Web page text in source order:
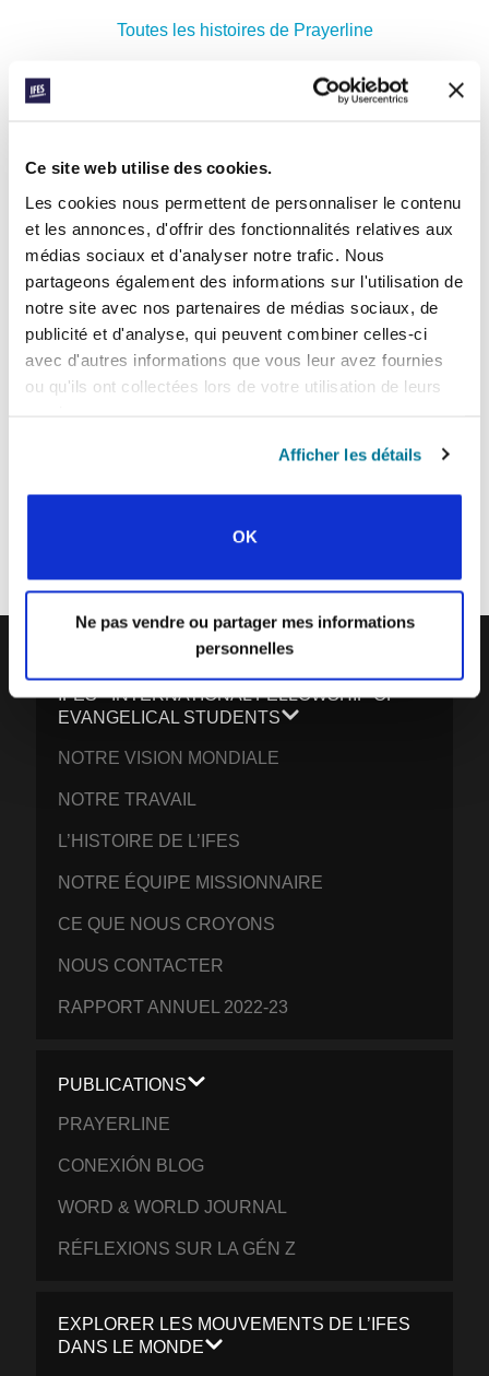
Ce site web utilise des cookies.
Les cookies nous permettent de personnaliser le contenu
et les annonces, d'offrir des fonctionnalités relatives aux
médias sociaux et d'analyser notre trafic. Nous
partageons également des informations sur l'utilisation de
notre site avec nos partenaires de médias sociaux, de
publicité et d'analyse, qui peuvent combiner celles-ci
avec d'autres informations que vous leur avez fournies
ou qu'ils ont collectées lors de votre utilisation de leurs
Afficher les détails
OK
Ne pas vendre ou partager mes informations
personnelles
Toutes les histoires de Prayerline
Histoire suivante »
INSCRIVEZ-VOUS À PRAYERLINE
Nom:
Adresse e-mail:
Chaque semaine, l’IFES envoie un court e-mail avec des histoires des
inspirer vos prières.
IFES · INTERNATIONAL FELLOWSHIP OF
EVANGELICAL STUDENTS
NOTRE VISION MONDIALE
NOTRE TRAVAIL
L’HISTOIRE DE L’IFES
NOTRE ÉQUIPE MISSIONNAIRE
CE QUE NOUS CROYONS
NOUS CONTACTER
RAPPORT ANNUEL 2022-23
PUBLICATIONS
PRAYERLINE
CONEXIÓN BLOG
WORD & WORLD JOURNAL
RÉFLEXIONS SUR LA GÉN Z
EXPLORER LES MOUVEMENTS DE L’IFES
DANS LE MONDE